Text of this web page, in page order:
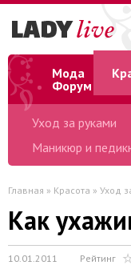
Мода
Форум
Уход за руками
Маникюр и
Главная » Красота » Уход
Как
10.01.2011 Рейтинг